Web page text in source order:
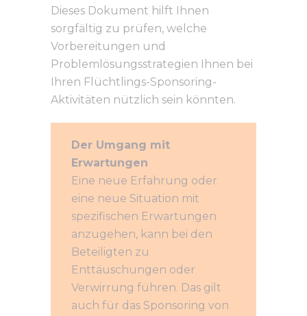
Dieses Dokument hilft Ihnen
sorgfältig zu prüfen, welche
Vorbereitungen und
Problemlösungsstrategien Ihnen bei
Ihren Flüchtlings-Sponsoring-
Aktivitäten nützlich sein könnten.
Der Umgang mit
Erwartungen
Eine neue Erfahrung oder
eine neue Situation mit
spezifischen Erwartungen
anzugehen, kann bei den
Beteiligten zu
Enttäuschungen oder
Verwirrung führen. Das gilt
auch für das Sponsoring von